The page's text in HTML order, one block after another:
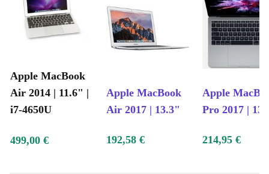
Apple MacBook
Air 2014 | 11.6" |
i7-4650U
Apple MacBook
Air 2017 | 13.3"
Apple
Pro 2017 |
499,00 € 192,58 € 214,95 €